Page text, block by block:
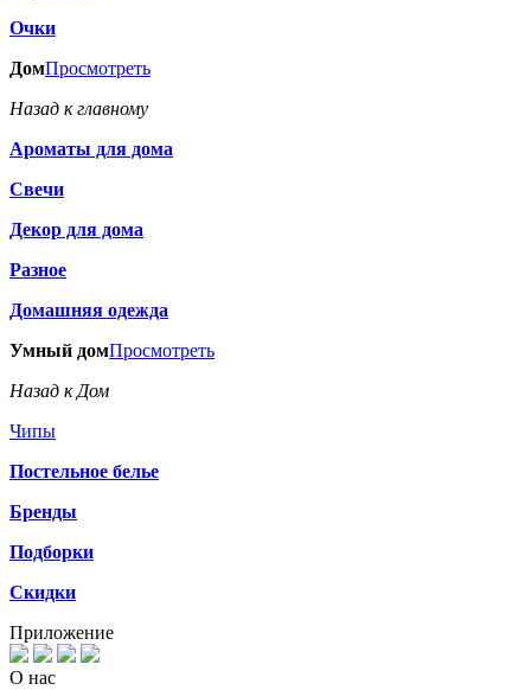
Очки
ДомПросмотреть
Назад к главному
Ароматы для дома
Свечи
Декор для дома
Разное
Домашняя одежда
Умный домПросмотреть
Назад к Дом
Чипы
Постельное белье
Бренды
Подборки
Скидки
Приложение
О нас